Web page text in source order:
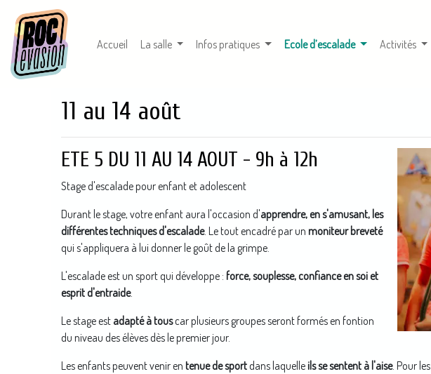
Accueil La salle Infos pratiques Ecole d’escalade (courante)
Activités
11 au 14 août
ETE 5 DU 11 AU 14 AOUT - 9h à 12h
Stage d'escalade pour enfant et adolescent
Durant le stage, votre enfant aura l'occasion d'apprendre, en s'amusant, les
différentes techniques d'escalade. Le tout encadré par un moniteur breveté
qui s'appliquera à lui donner le goût de la grimpe.
L'escalade est un sport qui développe : force, souplesse, confiance en soi et
esprit d'entraide.
Le stage est adapté à touscar plusieurs groupes seront formés en fontion
du niveau des élèves dès le premier jour.
Les enfants peuvent venir en tenue de sportdans laquelleils se sentent à l'aise. Pour les